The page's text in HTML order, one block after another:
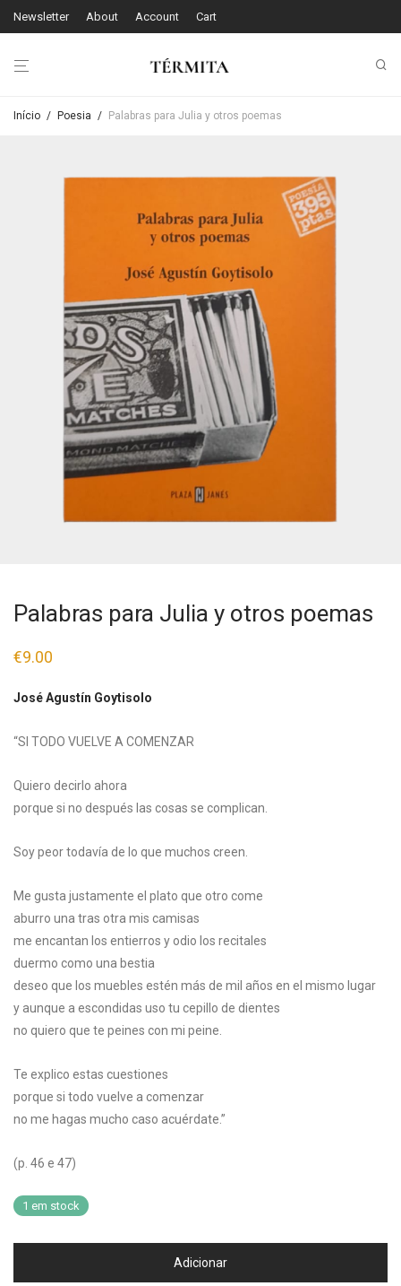
Newsletter About Account Cart
Início / Poesia / Palabras para Julia y otros poemas
Palabras para Julia y otros poemas
€9.00
José Agustín Goytisolo
“SI TODO VUELVE A COMENZAR
Quiero decirlo ahora
porque si no después las cosas se complican.
Soy peor todavía de lo que muchos creen.
Me gusta justamente el plato que otro come
aburro una tras otra mis camisas
me encantan los entierros y odio los recitales
duermo como una bestia
deseo que los muebles estén más de mil años en el mismo lugar
y aunque a escondidas uso tu cepillo de dientes
no quiero que te peines con mi peine.
Te explico estas cuestiones
porque si todo vuelve a comenzar
no me hagas mucho caso acuérdate.”
(p. 46 e 47)
1 em stock
Adicionar